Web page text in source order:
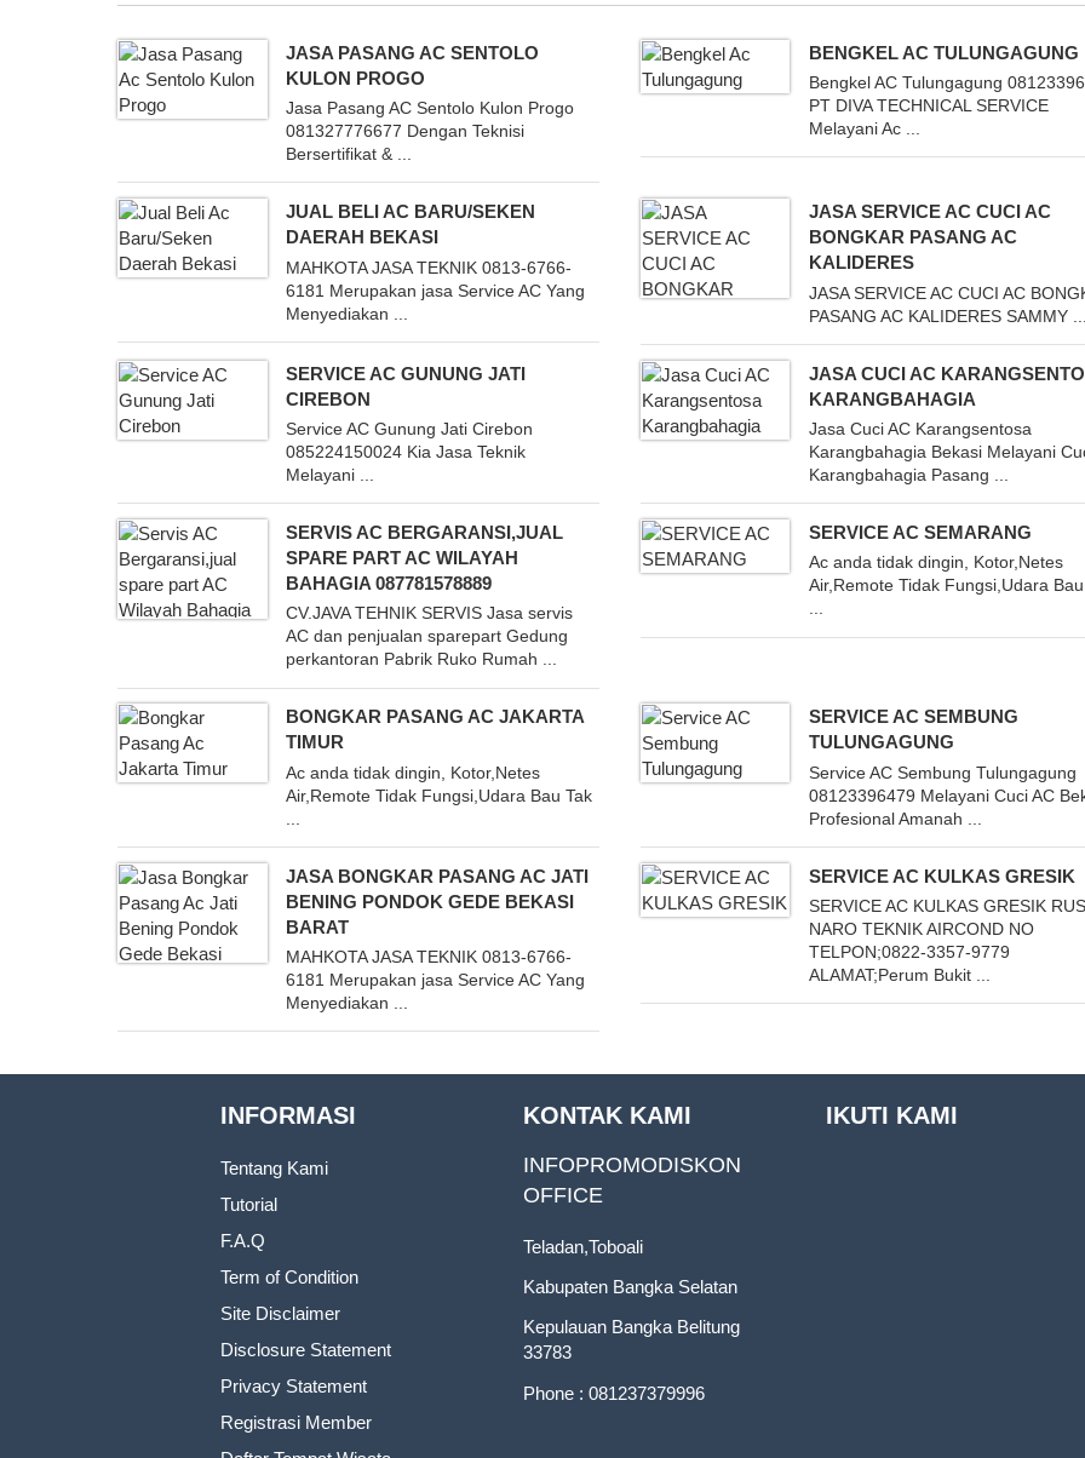
JASA PASANG AC SENTOLO
KULON PROGO
Jasa Pasang AC Sentolo Kulon Progo
081327776677 Dengan Teknisi
Bersertifikat & ...
BENGKEL AC TULUNGAGUNG
Bengkel AC Tulungagung
PT DIVA TECHNICAL SERVICE
Melayani Ac ...
JUAL BELI AC BARU/SEKEN
DAERAH BEKASI
MAHKOTA JASA TEKNIK 0813-6766-
6181 Merupakan jasa Service AC Yang
Menyediakan ...
JASA SERVICE AC CUCI AC
BONGKAR PASANG AC
KALIDERES
JASA SERVICE AC CUCI AC
PASANG AC KALIDERES SAMMY ...
SERVICE AC GUNUNG JATI
CIREBON
Service AC Gunung Jati Cirebon
085224150024 Kia Jasa Teknik
Melayani ...
JASA CUCI AC
KARANGBAHAGIA
Jasa Cuci AC Karangsentosa
Karangbahagia Bekasi Melayani
Karangbahagia Pasang ...
SERVIS AC BERGARANSI,JUAL
SPARE PART AC WILAYAH
BAHAGIA 087781578889
CV.JAVA TEHNIK SERVIS Jasa servis
AC dan penjualan sparepart Gedung
perkantoran Pabrik Ruko Rumah ...
SERVICE AC SEMARANG
Ac anda tidak dingin, Kotor,Netes
Air,Remote Tidak Fungsi,Udara
...
BONGKAR PASANG AC JAKARTA
TIMUR
Ac anda tidak dingin, Kotor,Netes
Air,Remote Tidak Fungsi,Udara Bau Tak
SERVICE AC SEMBUNG
TULUNGAGUNG
Service AC Sembung Tulungagung
08123396479 Melayani Cuci AC
Profesional Amanah ...
JASA BONGKAR PASANG AC JATI
BENING PONDOK GEDE BEKASI
BARAT
MAHKOTA JASA TEKNIK 0813-6766-
6181 Merupakan jasa Service AC Yang
Menyediakan ...
SERVICE AC KULKAS GRESIK
SERVICE AC KULKAS GRESIK
NARO TEKNIK AIRCOND NO
TELPON;0822-3357-9779
ALAMAT;Perum Bukit ...
INFORMASI
Tentang Kami
Tutorial
F.A.Q
Term of Condition
Site Disclaimer
Disclosure Statement
Privacy Statement
Registrasi Member
KONTAK KAMI
INFOPROMODISKON
OFFICE
Teladan,Toboali
Kabupaten Bangka Selatan
Kepulauan Bangka Belitung
33783
Phone : 081237379996
IKUTI KAMI